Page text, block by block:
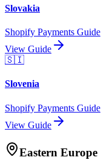
Slovakia
Shopify Payments Guide
View Guide
🇸🇮
Slovenia
Shopify Payments Guide
View Guide
Eastern Europe